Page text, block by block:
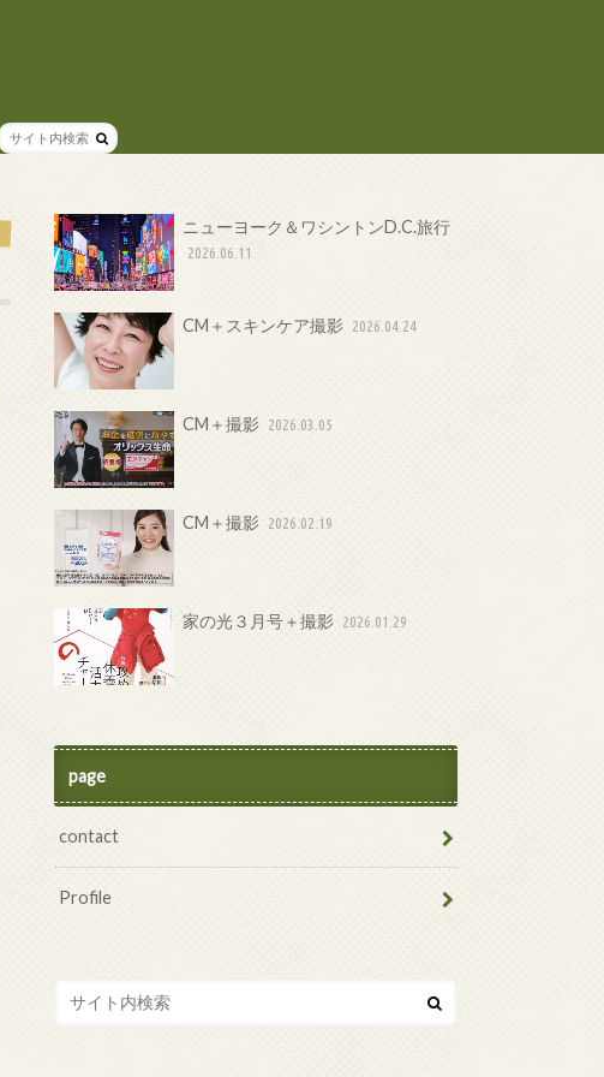
ニューヨーク＆ワシントンD.C.旅行
2026.06.11
CM＋スキンケア撮影 2026.04.24
CM＋撮影 2026.03.05
CM＋撮影 2026.02.19
家の光３月号＋撮影 2026.01.29
page
contact
Profile